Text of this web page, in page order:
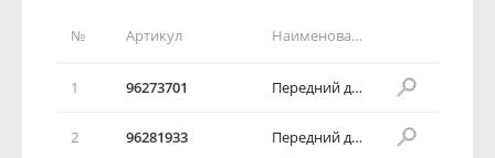
№ Артикул Наименование детали
1 96273701 Передний дисковый тормоз в сборе
2 96281933 Передний дисковый тормоз в сборе